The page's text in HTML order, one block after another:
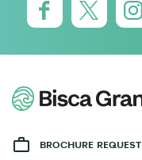
BROCHURE REQUEST